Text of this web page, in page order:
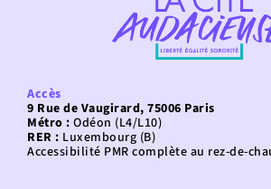
Accès
9 Rue de Vaugirard, 75006 Paris
Métro : Odéon (L4/L10)
RER : Luxembourg (B)
Accessibilité PMR complète au rez-de-